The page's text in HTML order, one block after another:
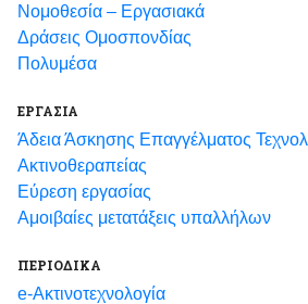
Νομοθεσία – Εργασιακά
Δράσεις Ομοσπονδίας
Πολυμέσα
ΕΡΓΑΣΙΑ
Άδεια Άσκησης Επαγγέλματος
Ακτινοθεραπείας
Εύρεση εργασίας
Αμοιβαίες μετατάξεις υπαλλήλων
ΠΕΡΙΟΔΙΚΑ
e-Ακτινοτεχνολογία